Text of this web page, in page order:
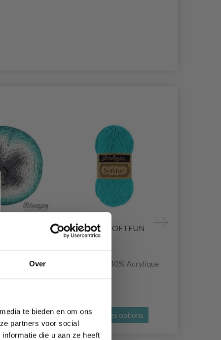
Over
te bieden en om ons
partners voor social
die u aan ze heeft
Acrylique
options
SCHEEPJES SOFTFUN
60% Coton / 40% Acrylique
Voir toutes les options